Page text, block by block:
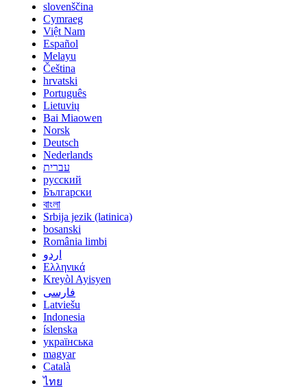
slovenščina
Cymraeg
Việt Nam
Español
Melayu
Čeština
hrvatski
Português
Lietuvių
Bai Miaowen
Norsk
Deutsch
Nederlands
עברית
русский
Български
বাংলা
Srbija jezik (latinica)
bosanski
România limbi
اردو
Ελληνικά
Kreyòl Ayisyen
فارسی
Latviešu
Indonesia
íslenska
українська
magyar
Català
ไทย